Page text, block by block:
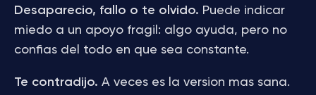
Desaparecio, fallo o te olvido. Puede indicar
miedo a un apoyo fragil: algo ayuda, pero no
confias del todo en que sea constante.
Te contradijo. A veces es la version mas sana.